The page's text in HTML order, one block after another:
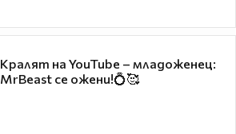
Кралят на YouTube – младоженец:
MrBeast се ожени!💍🥰